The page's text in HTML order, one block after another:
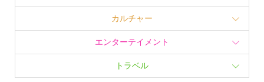
カルチャー
エンターテイメント
トラベル